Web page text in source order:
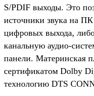
S/PDIF выходы. Это
источники звука на
цифровых выхода,
канальную аудио-
панели. Материнская
сертификатом Dolby
технологию DTS